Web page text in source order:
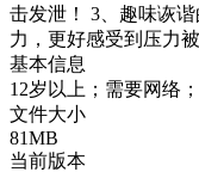
击发泄！ 3、趣味诙
力，更好感受到压力
基本信息
12岁以上；需要网络
文件大小
81MB
当前版本